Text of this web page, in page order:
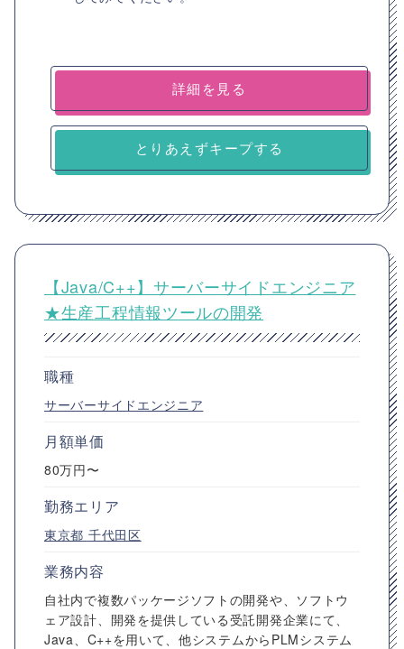
詳細を見る
とりあえずキープする
【Java/C++】サーバーサイドエンジニア
★生産工程情報ツールの開発
職種
サーバーサイドエンジニア
月額単価
80万円〜
勤務エリア
東京都 千代田区
業務内容
自社内で複数パッケージソフトの開発や、ソフトウ
ェア設計、開発を提供している受託開発企業にて、
Java、C++を用いて、他システムからPLMシステム